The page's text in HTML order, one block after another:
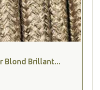
Blond Brillant...